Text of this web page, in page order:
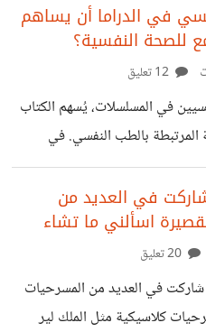
في الدراما أن يساهم
للصحة النفسية؟
في المسلسلات، يُسهم الكتاب
بالطب النفسي. في
التعامل مع القضايا النفسية
ويظهر الطب النفسي كحل
و المشاكل المعقده. ذلك
على محمل الجد ويكسر
به من خلال مشاهد جلسات
النفسيين، يمكن للجمهور فهم
في العديد من
اسألني ما تشاء
شاركت في العديد من المسرحيات
كلاسيكية مثل الملك لير